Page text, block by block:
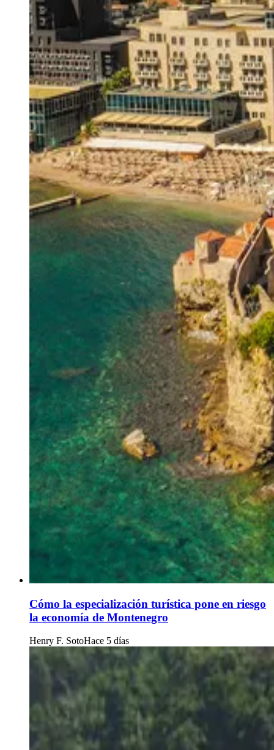
Cómo la especialización turística pone en riesgo
la economía de Montenegro
Henry F. SotoHace 5 días